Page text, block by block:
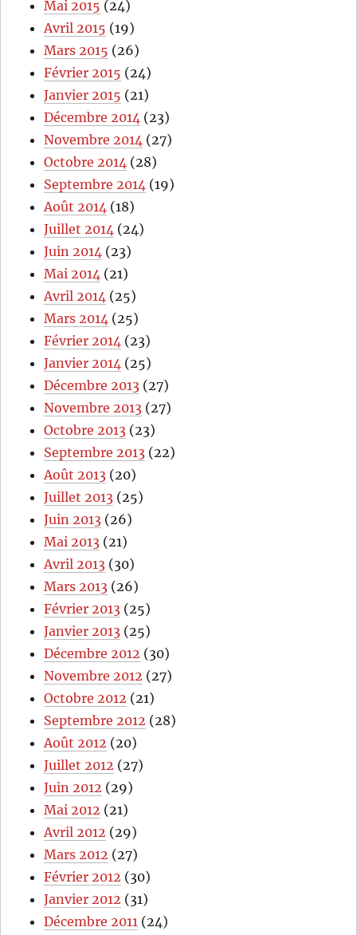
Mai 2015 (24)
Avril 2015 (19)
Mars 2015 (26)
Février 2015 (24)
Janvier 2015 (21)
Décembre 2014 (23)
Novembre 2014 (27)
Octobre 2014 (28)
Septembre 2014 (19)
Août 2014 (18)
Juillet 2014 (24)
Juin 2014 (23)
Mai 2014 (21)
Avril 2014 (25)
Mars 2014 (25)
Février 2014 (23)
Janvier 2014 (25)
Décembre 2013 (27)
Novembre 2013 (27)
Octobre 2013 (23)
Septembre 2013 (22)
Août 2013 (20)
Juillet 2013 (25)
Juin 2013 (26)
Mai 2013 (21)
Avril 2013 (30)
Mars 2013 (26)
Février 2013 (25)
Janvier 2013 (25)
Décembre 2012 (30)
Novembre 2012 (27)
Octobre 2012 (21)
Septembre 2012 (28)
Août 2012 (20)
Juillet 2012 (27)
Juin 2012 (29)
Mai 2012 (21)
Avril 2012 (29)
Mars 2012 (27)
Février 2012 (30)
Janvier 2012 (31)
Décembre 2011 (24)